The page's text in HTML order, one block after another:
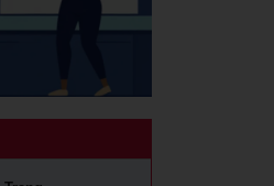
Doanh Chuyên Nghiệp
Quản Trị cho Quản Lý Cấp
cho doanh nghiệp
hiệu quả
Online Cấp Tốc tại HCM
doanh nghiệp sau khủng